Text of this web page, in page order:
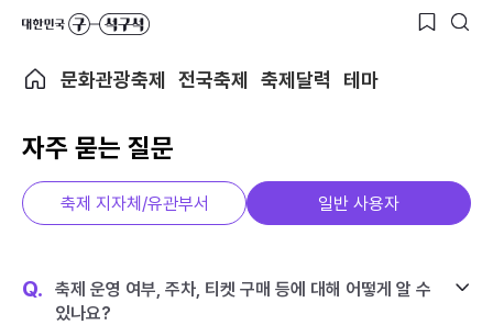
문화관광축제 전국축제 축제달력 테마
자주 묻는 질문
축제 지자체/유관부서 일반 사용자
Q.
축제 운영 여부, 주차, 티켓 구매 등에 대해 어떻게 알 수
있나요?